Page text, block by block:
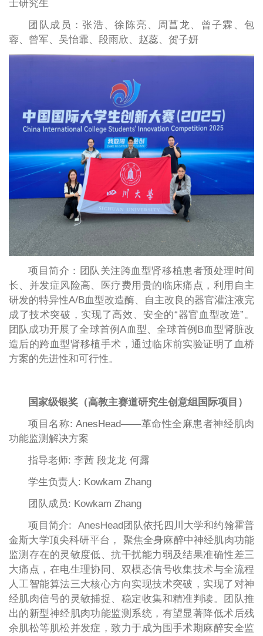
士研究生
团队成员：张浩、徐陈亮、周菖龙、曾子霖、包
蓉、曾军、吴怡霏、段雨欣、赵蕊、贺子妍
项目简介：团队关注跨血型肾移植患者预处理时间
长、并发症风险高、医疗费用贵的临床痛点，利用自主
研发的特异性A/B血型改造酶、自主改良的器官灌注液完
成了技术突破，实现了高效、安全的“器官血型改造”。
团队成功开展了全球首例A血型、全球首例B血型肾脏改
造后的跨血型肾移植手术，通过临床前实验证明了血桥
方案的先进性和可行性。
国家级银奖（高教主赛道研究生创意组国际项目）
项目名称: AnesHead——革命性全麻患者神经肌肉
功能监测解决方案
指导老师: 李茜 段龙龙 何露
学生负责人: Kowkam Zhang
团队成员: Kowkam Zhang
项目简介: AnesHead团队依托四川大学和约翰霍普
金斯大学顶尖科研平台， 聚焦全身麻醉中神经肌肉功能
监测存在的灵敏度低、抗干扰能力弱及结果准确性差三
大痛点，在电生理协同、双模态信号收集技术与全流程
人工智能算法三大核心方向实现技术突破，实现了对神
经肌肉信号的灵敏捕捉、稳定收集和精准判读。团队推
出的新型神经肌肉功能监测系统，有望显著降低术后残
余肌松等肌松并发症，致力于成为围手术期麻醉安全监